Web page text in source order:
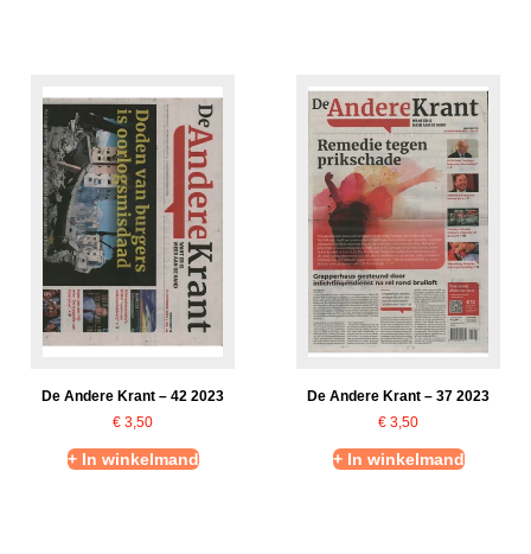
De Andere Krant – 42 2023
€ 3,50
+ In winkelmand
De Andere Krant – 37 2023
€ 3,50
+ In winkelmand